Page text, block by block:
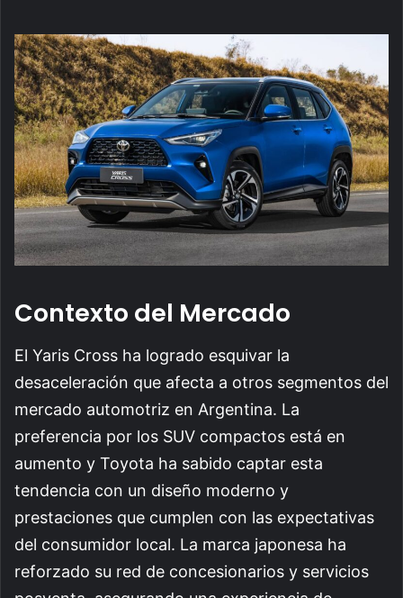
Contexto del Mercado
El Yaris Cross ha logrado esquivar la
desaceleración que afecta a otros segmentos del
mercado automotriz en Argentina. La
preferencia por los SUV compactos está en
aumento y Toyota ha sabido captar esta
tendencia con un diseño moderno y
prestaciones que cumplen con las expectativas
del consumidor local. La marca japonesa ha
reforzado su red de concesionarios y servicios